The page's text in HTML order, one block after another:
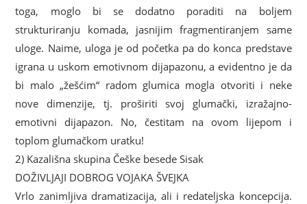
toga, moglo bi se dodatno poraditi na boljem
strukturiranju komada, jasnijim fragmentiranjem same
uloge. Naime, uloga je od početka pa do konca predstave
igrana u uskom emotivnom dijapazonu, a evidentno je da
bi malo „žešćim“ radom glumica mogla otvoriti i neke
nove dimenzije, tj. proširiti svoj glumački, izražajno-
emotivni dijapazon. No, čestitam na ovom lijepom i
toplom glumačkom uratku!
2) Kazališna skupina Češke besede Sisak
DOŽIVLJAJI DOBROG VOJAKA ŠVEJKA
Vrlo zanimljiva dramatizacija, ali i redateljska koncepcija.